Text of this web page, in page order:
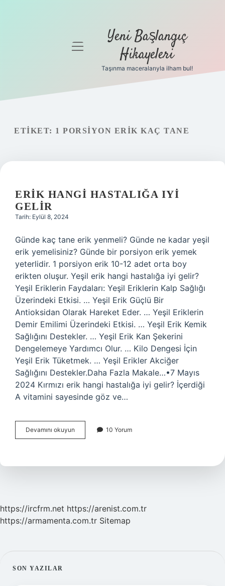
Gizlilik
Yasal Uyarı
Hakkımızda
menüyü
Yeni Başlangıç
Hikayeleri
Taşınma maceralarıyla ilham bul!
ETIKET: 1 PORSIYON ERIK KAÇ TANE
ERIK HANGI HASTALIĞA IYI
GELIR
Tarih: Eylül 8, 2024
Günde kaç tane erik yenmeli? Günde ne kadar yeşil
erik yemelisiniz? Günde bir porsiyon erik yemek
yeterlidir. 1 porsiyon erik 10-12 adet orta boy
erikten oluşur. Yeşil erik hangi hastalığa iyi gelir?
Yeşil Eriklerin Faydaları: Yeşil Eriklerin Kalp Sağlığı
Üzerindeki Etkisi. … Yeşil Erik Güçlü Bir
Antioksidan Olarak Hareket Eder. … Yeşil Eriklerin
Demir Emilimi Üzerindeki Etkisi. … Yeşil Erik Kemik
Sağlığını Destekler. … Yeşil Erik Kan Şekerini
Dengelemeye Yardımcı Olur. … Kilo Dengesi İçin
Yeşil Erik Tüketmek. … Yeşil Erikler Akciğer
Sağlığını Destekler.Daha Fazla Makale…•7 Mayıs
2024 Kırmızı erik hangi hastalığa iyi gelir? İçerdiği
A vitamini sayesinde göz ve…
Devamını okuyun
Hangi
Gelir
10 Yorum
https://ircfrm.net https://arenist.com.tr
https://armamenta.com.tr Sitemap
SIDEBAR
SON YAZILAR